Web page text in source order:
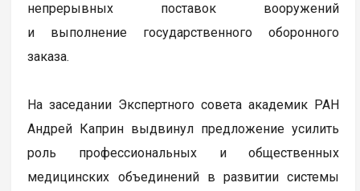
непрерывных поставок вооружений
и выполнение государственного оборонного
заказа.
На заседании Экспертного совета академик РАН
Андрей Каприн выдвинул предложение усилить
роль профессиональных и общественных
медицинских объединений в развитии системы